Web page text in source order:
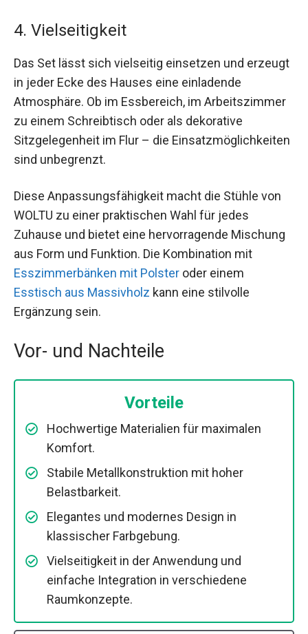
4. Vielseitigkeit
Das Set lässt sich vielseitig einsetzen und erzeugt
in jeder Ecke des Hauses eine einladende
Atmosphäre. Ob im Essbereich, im Arbeitszimmer
zu einem Schreibtisch oder als dekorative
Sitzgelegenheit im Flur – die Einsatzmöglichkeiten
sind unbegrenzt.
Diese Anpassungsfähigkeit macht die Stühle von
WOLTU zu einer praktischen Wahl für jedes
Zuhause und bietet eine hervorragende Mischung
aus Form und Funktion. Die Kombination mit
Esszimmerbänken mit Polster oder einem
Esstisch aus Massivholz kann eine stilvolle
Ergänzung sein.
Vor- und Nachteile
Vorteile
Hochwertige Materialien für maximalen
Komfort.
Stabile Metallkonstruktion mit hoher
Belastbarkeit.
Elegantes und modernes Design in
klassischer Farbgebung.
Vielseitigkeit in der Anwendung und
einfache Integration in verschiedene
Raumkonzepte.